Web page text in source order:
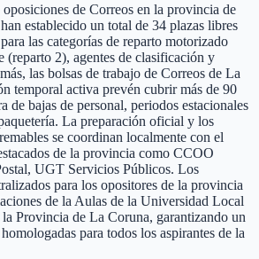
de Correos en la provincia de
establecido un total de 34 plazas libres
las categorías de reparto motorizado
(reparto 2), agentes de clasificación y
las bolsas de trabajo de Correos de La
temporal activa prevén cubrir más de 90
de bajas de personal, periodos estacionales
La preparación oficial y los
se coordinan localmente con el
de la provincia como CCOO
UGT Servicios Públicos. Los
para los opositores de la provincia
de la Aulas de la Universidad Local
Provincia de La Coruna, garantizando un
para todos los aspirantes de la